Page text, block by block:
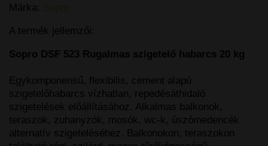
Márka:
A termék jellemzői:
Sopro DSF 523 Rugalmas szigetelő habarcs 20 kg
Egykomponensű, flexibilis, cement alapú
szigetelőhabarcs vízhatlan, repedésáthidaló
szigetelések előállításához. Alkalmas balkonok,
teraszok, zuhanyzók, mosók, wc-k, úszómedencék
alternatív szigeteléséhez. Balkonokon, teraszokon